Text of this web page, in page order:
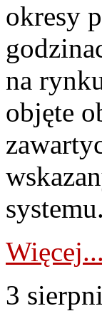
okresy
na
objęte
Więcej...
3